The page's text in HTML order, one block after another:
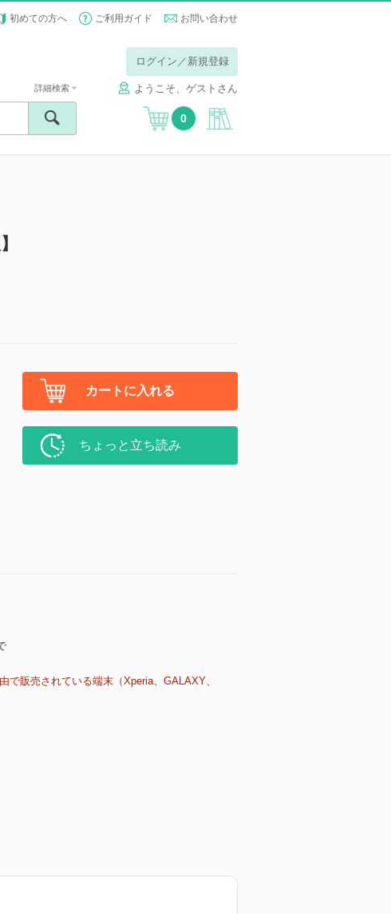
初めての方へ ご利用ガイド お問い合わせ
ログイン／新規登録
ようこそ、ゲストさん
詳細検索
0
カートに入れる
ちょっと立ち読み
販売されている端末（Xperia、GALAXY、